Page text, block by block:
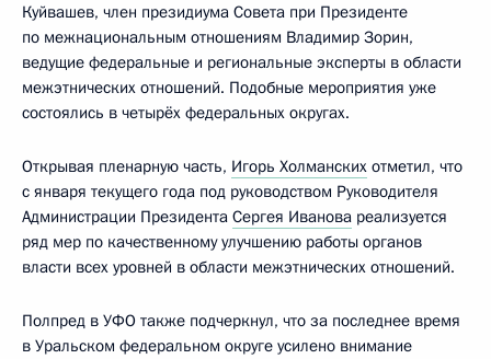
Куйвашев, член президиума Совета при Президенте
по межнациональным отношениям Владимир Зорин,
ведущие федеральные и региональные эксперты в области
межэтнических отношений. Подобные мероприятия уже
состоялись в четырёх федеральных округах.
Открывая пленарную часть, Игорь Холманских отметил, что
с января текущего года под руководством Руководителя
Администрации Президента Сергея Иванова реализуется
ряд мер по качественному улучшению работы органов
власти всех уровней в области межэтнических отношений.
Полпред в УФО также подчеркнул, что за последнее время
в Уральском федеральном округе усилено внимание